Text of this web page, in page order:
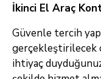
İkinci El Araç
Güvenle tercih
gerçekleştirilecek
ihtiyaç